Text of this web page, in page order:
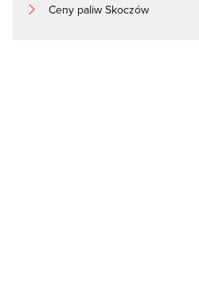
Ceny paliw Skoczów